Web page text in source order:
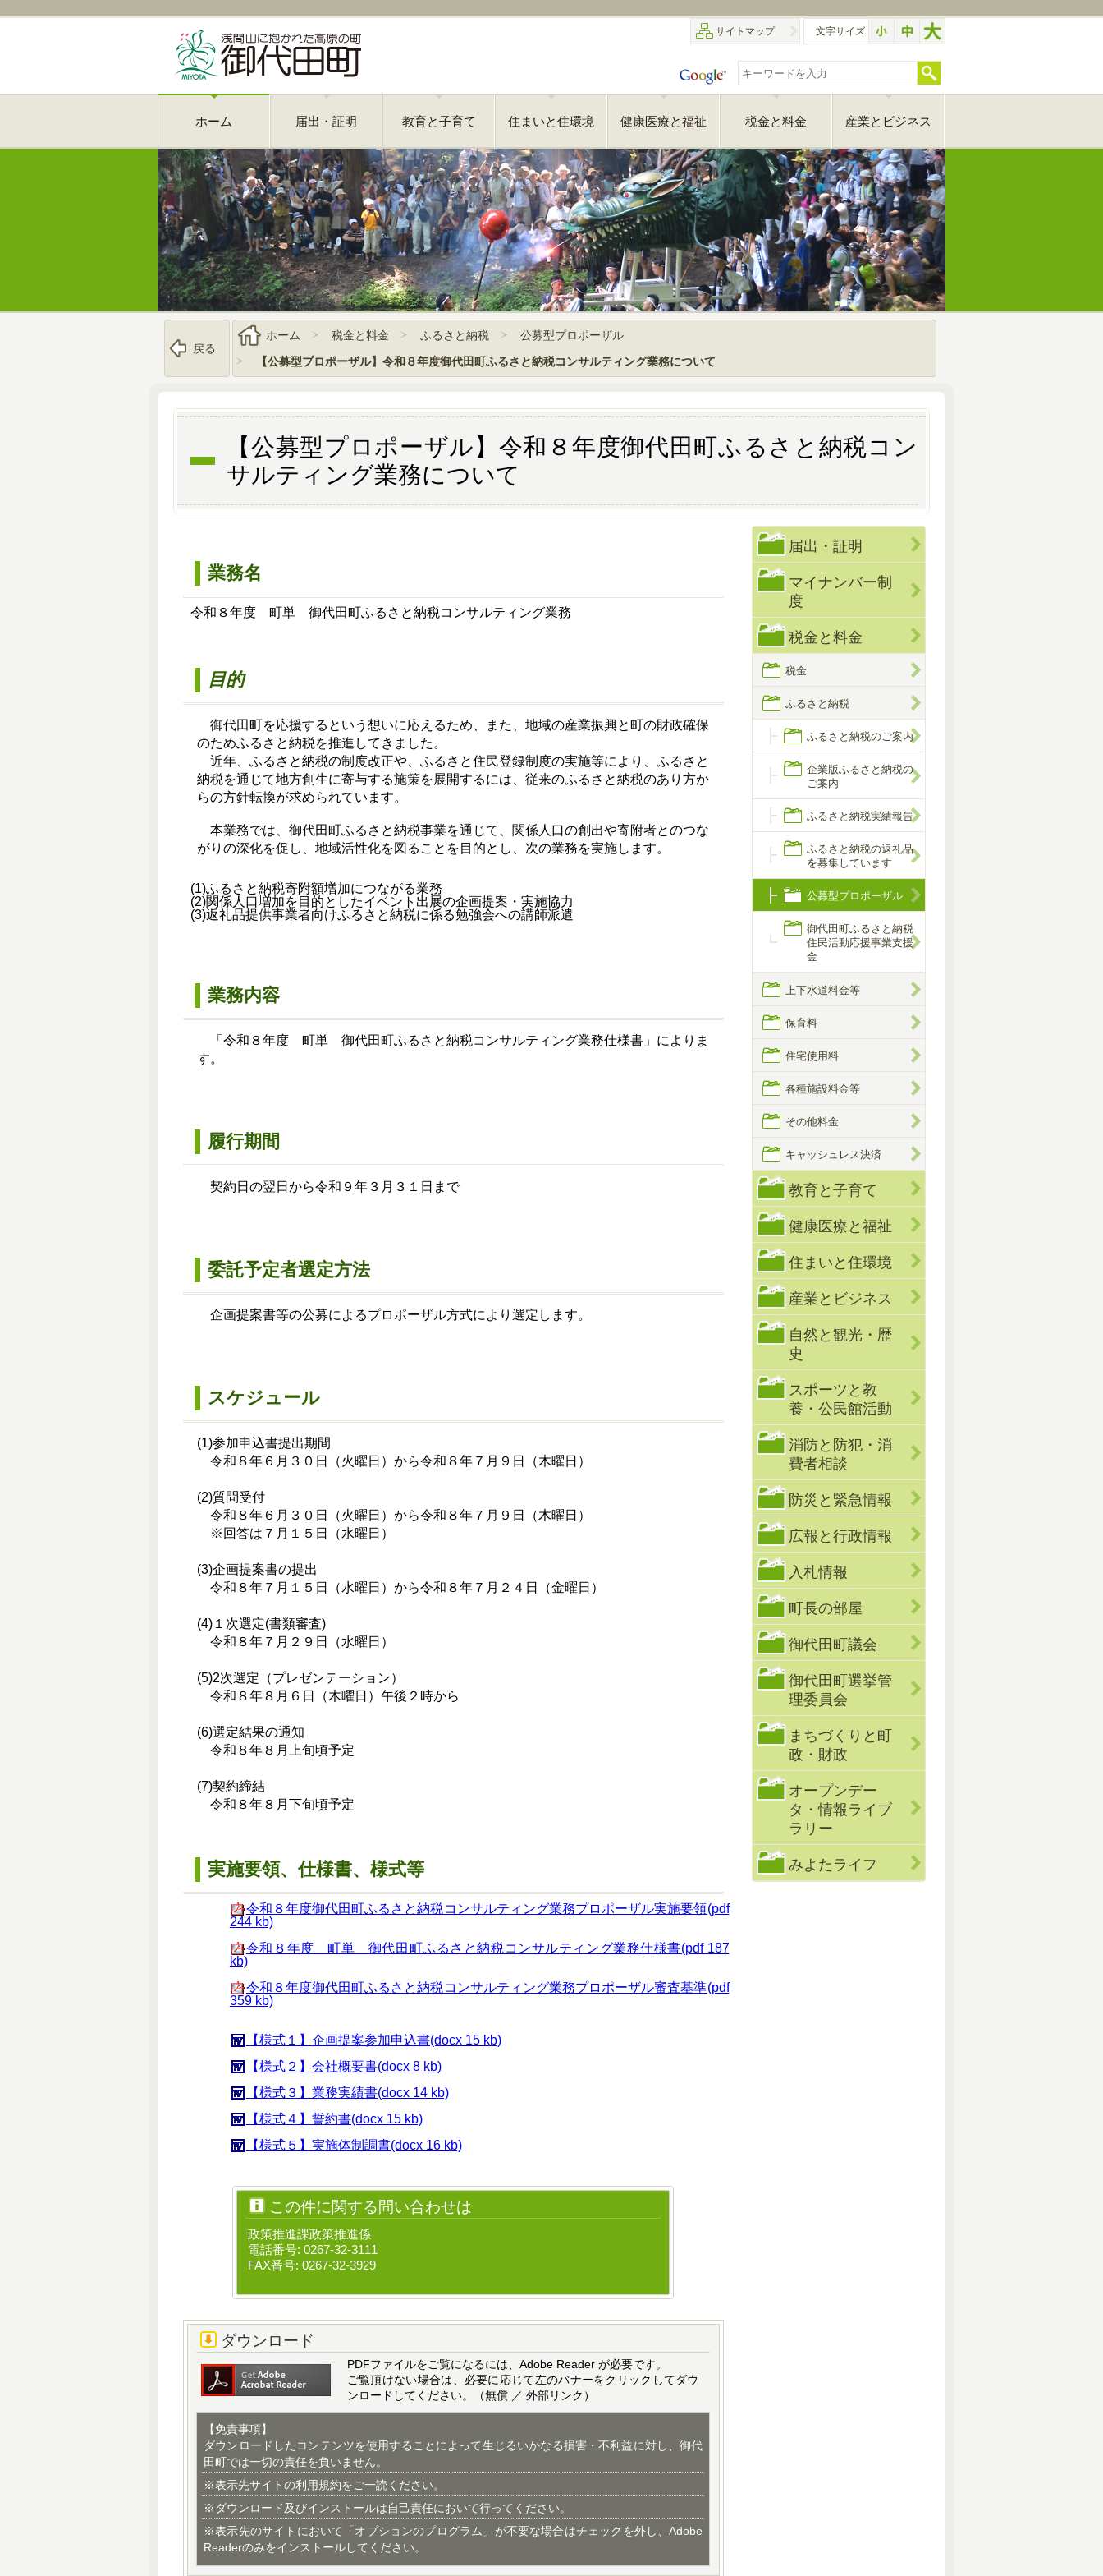
サイトマップ 文字サイズ
ホーム 届出・証明 教育と子育て 住まいと住環境 健康医療と福祉 税金と料金 産業とビジネス
戻る
ホーム 税金と料金 ふるさと納税
公募型プロポーザル
【公募型プロポーザル】令和８年度御代田町ふるさと納税コンサルティング業務について
【公募型プロポーザル】令和８年度御代田町ふるさと納税コン
サルティング業務について
業務名
令和８年度 町単 御代田町ふるさと納税コンサルティング業務
目的
御代田町を応援するという想いに応えるため、また、地域の産業振興と町の財政確保
のためふるさと納税を推進してきました。
近年、ふるさと納税の制度改正や、ふるさと住民登録制度の実施等により、ふるさと
納税を通じて地方創生に寄与する施策を展開するには、従来のふるさと納税のあり方か
らの方針転換が求められています。
本業務では、御代田町ふるさと納税事業を通じて、関係人口の創出や寄附者とのつな
がりの深化を促し、地域活性化を図ることを目的とし、次の業務を実施します。
(1)ふるさと納税寄附額増加につながる業務
(2)関係人口増加を目的としたイベント出展の企画提案・実施協力
(3)返礼品提供事業者向けふるさと納税に係る勉強会への講師派遣
業務内容
「令和８年度 町単 御代田町ふるさと納税コンサルティング業務仕様書」によりま
す。
履行期間
契約日の翌日から令和９年３月３１日まで
委託予定者選定方法
企画提案書等の公募によるプロポーザル方式により選定します。
スケジュール
(1)参加申込書提出期間
令和８年６月３０日（火曜日）から令和８年７月９日（木曜日）
(2)質問受付
令和８年６月３０日（火曜日）から令和８年７月９日（木曜日）
※回答は７月１５日（水曜日）
(3)企画提案書の提出
令和８年７月１５日（水曜日）から令和８年７月２４日（金曜日）
(4)１次選定(書類審査)
令和８年７月２９日（水曜日）
(5)2次選定（プレゼンテーション）
令和８年８月６日（木曜日）午後２時から
(6)選定結果の通知
令和８年８月上旬頃予定
(7)契約締結
令和８年８月下旬頃予定
実施要領、仕様書、様式等
令和８年度御代田町ふるさと納税コンサルティング業務プロポーザル実施要領(pdf
244 kb)
令和８年度 町単 御代田町ふるさと納税コンサルティング業務仕様書(pdf 187
kb)
令和８年度御代田町ふるさと納税コンサルティング業務プロポーザル審査基準(pdf
359 kb)
【様式１】企画提案参加申込書(docx 15 kb)
【様式２】会社概要書(docx 8 kb)
【様式３】業務実績書(docx 14 kb)
【様式４】誓約書(docx 15 kb)
【様式５】実施体制調書(docx 16 kb)
この件に関する問い合わせは
政策推進課政策推進係
電話番号: 0267-32-3111
FAX番号: 0267-32-3929
ダウンロード
PDFファイルをご覧になるには、Adobe Reader が必要です。
ご覧頂けない場合は、必要に応じて左のバナーをクリックしてダウ
ンロードしてください。（無償 ／ 外部リンク）
【免責事項】
ダウンロードしたコンテンツを使用することによって生じるいかなる損害・不利益に対し、御代
田町では一切の責任を負いません。
※表示先サイトの利用規約をご一読ください。
※ダウンロード及びインストールは自己責任において行ってください。
※表示先のサイトにおいて「オプションのプログラム」が不要な場合はチェックを外し、Adobe
Readerのみをインストールしてください。
届出・証明
マイナンバー制
度
税金と料金
税金
ふるさと納税
ふるさと納税のご案内
企業版ふるさと納税の
ご案内
ふるさと納税実績報告
ふるさと納税の返礼品
を募集しています
公募型プロポーザル
御代田町ふるさと納税
住民活動応援事業支援
金
上下水道料金等
保育料
住宅使用料
各種施設料金等
その他料金
キャッシュレス決済
教育と子育て
健康医療と福祉
住まいと住環境
産業とビジネス
自然と観光・歴
史
スポーツと教
養・公民館活動
消防と防犯・消
費者相談
防災と緊急情報
広報と行政情報
入札情報
町長の部屋
御代田町議会
御代田町選挙管
理委員会
まちづくりと町
政・財政
オープンデー
タ・情報ライブ
ラリー
みよたライフ